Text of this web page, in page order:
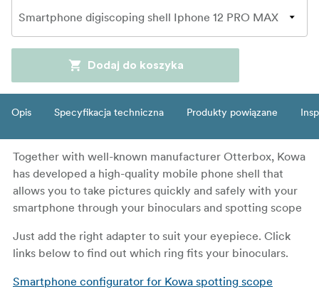
Dodaj do koszyka
Opis Specyfikacja techniczna Produkty powiązane
Together with well-known manufacturer Otterbox, Kowa
has developed a high-quality mobile phone shell that
allows you to take pictures quickly and safely with your
smartphone through your binoculars and spotting scope
Just add the right adapter to suit your eyepiece. Click
links below to find out which ring fits your binoculars.
Smartphone configurator for Kowa spotting scope